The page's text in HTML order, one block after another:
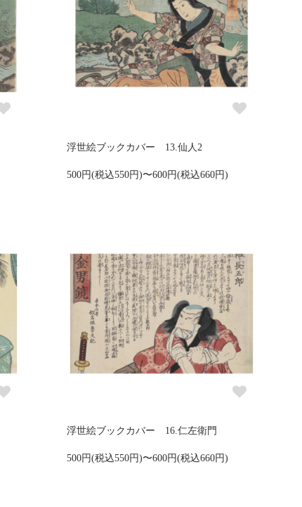
浮世絵ブックカバー 13.仙人2
500円(税込550円)〜600円(税込660円)
浮世絵ブックカバー 16.仁左衛門
500円(税込550円)〜600円(税込660円)